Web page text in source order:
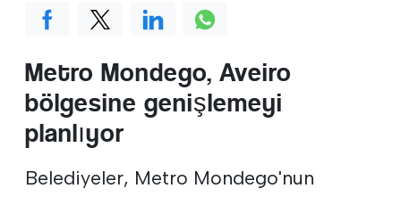
Metro Mondego, Aveiro
bölgesine genişlemeyi
planlıyor
Belediyeler, Metro Mondego'nun